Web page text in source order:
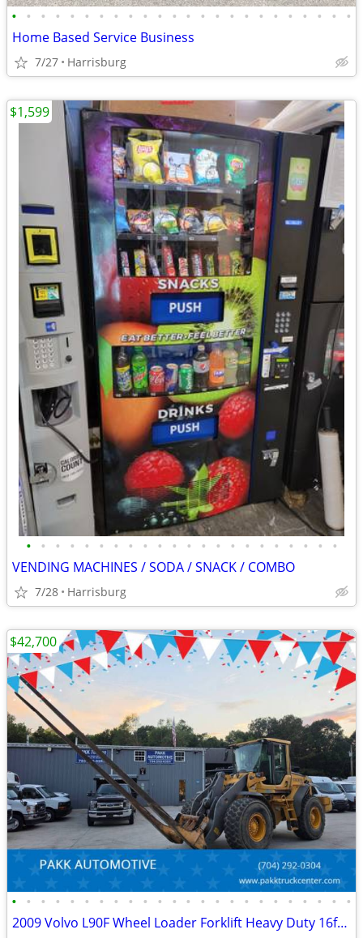
• • • • • • • • • • • • • • • • • • • • • • • •
Home Based Service Business
7/27 Harrisburg
• • • • • • • • • • • • • • • • • • • • • •
VENDING MACHINES / SODA / SNACK / COMBO
7/28 Harrisburg
$1,599
• • • • • • • • • • • • • • • • • • • • • • • •
2009 Volvo L90F Wheel Loader Forklift Heavy Duty 16ft forks Diesel
$42,700